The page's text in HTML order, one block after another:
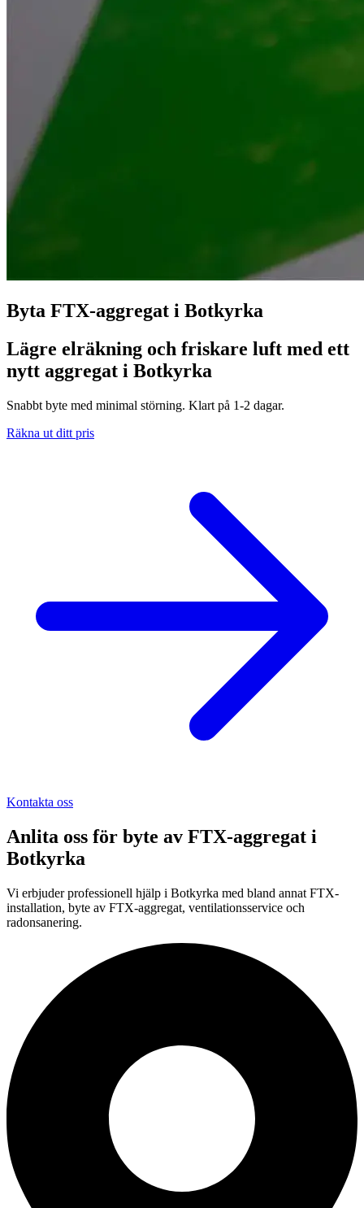
Byta FTX-aggregat i Botkyrka
Lägre elräkning och friskare luft med ett
nytt aggregat i Botkyrka
Snabbt byte med minimal störning. Klart på 1-2 dagar.
Räkna ut ditt pris
Kontakta oss
Anlita oss för byte av FTX-aggregat i
Botkyrka
Vi erbjuder professionell hjälp i Botkyrka med bland annat FTX-
installation, byte av FTX-aggregat, ventilationsservice och
radonsanering.